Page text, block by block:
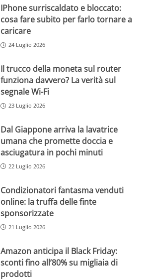
IPhone surriscaldato e bloccato:
cosa fare subito per farlo tornare a
caricare
24 Luglio 2026
Il trucco della moneta sul router
funziona davvero? La verità sul
segnale Wi-Fi
23 Luglio 2026
Dal Giappone arriva la lavatrice
umana che promette doccia e
asciugatura in pochi minuti
22 Luglio 2026
Condizionatori fantasma venduti
online: la truffa delle finte
sponsorizzate
21 Luglio 2026
Amazon anticipa il Black Friday:
sconti fino all’80% su migliaia di
prodotti